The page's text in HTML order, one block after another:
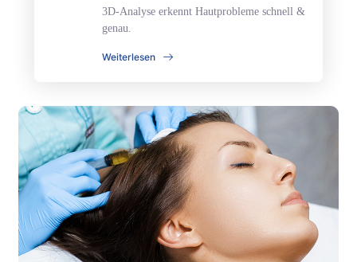
3D-Analyse erkennt Hautprobleme schnell &
genau.
Weiterlesen